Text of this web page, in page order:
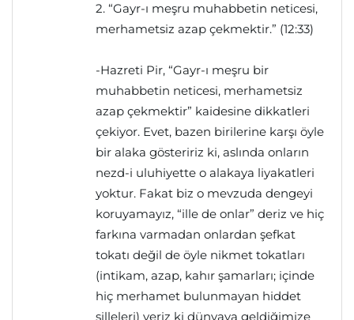
2. “Gayr-ı meşru muhabbetin neticesi,
merhametsiz azap çekmektir.” (12:33)
-Hazreti Pir, “Gayr-ı meşru bir
muhabbetin neticesi, merhametsiz
azap çekmektir” kaidesine dikkatleri
çekiyor. Evet, bazen birilerine karşı öyle
bir alaka gösteririz ki, aslında onların
nezd-i uluhiyette o alakaya liyakatleri
yoktur. Fakat biz o mevzuda dengeyi
koruyamayız, “ille de onlar” deriz ve hiç
farkına varmadan onlardan şefkat
tokatı değil de öyle nikmet tokatları
(intikam, azap, kahır şamarları; içinde
hiç merhamet bulunmayan hiddet
silleleri) yeriz ki dünyaya geldiğimize